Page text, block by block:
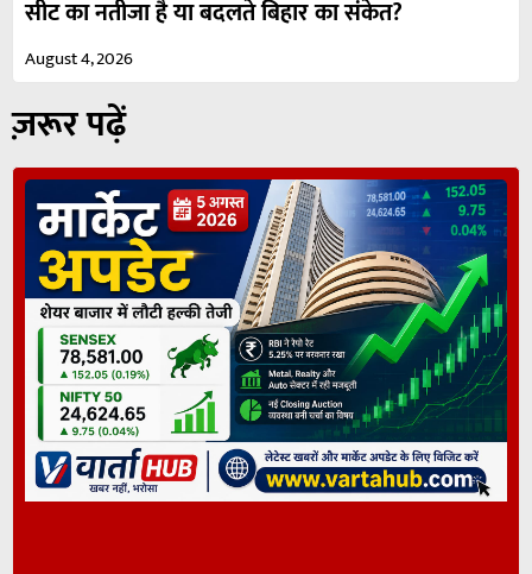
सीट का नतीजा है या बदलते बिहार का संकेत?
August 4, 2026
ज़रूर पढ़ें